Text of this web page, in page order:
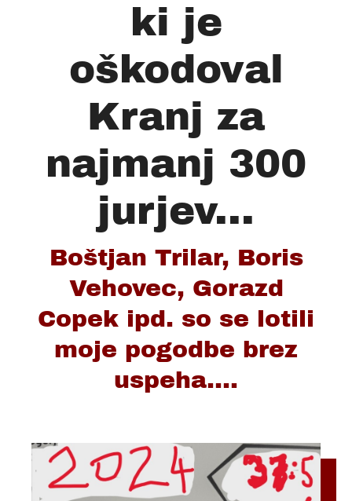
ki je
oškodoval
Kranj za
najmanj 300
jurjev...
Boštjan Trilar, Boris
Vehovec, Gorazd
Copek ipd. so se lotili
moje pogodbe brez
uspeha....